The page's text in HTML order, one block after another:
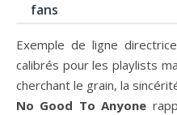
fans
Exemple de ligne
calibrés pour les playlists
cherchant le grain, la
No Good To Anyone